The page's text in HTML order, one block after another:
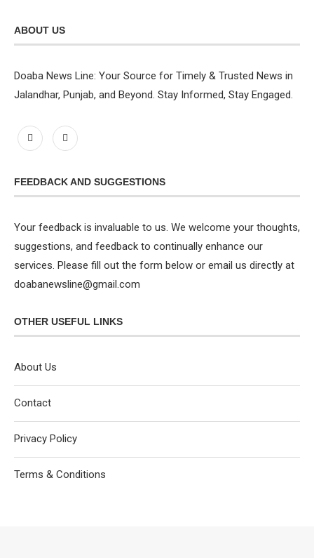
ABOUT US
Doaba News Line: Your Source for Timely & Trusted News in
Jalandhar, Punjab, and Beyond. Stay Informed, Stay Engaged.
FEEDBACK AND SUGGESTIONS
Your feedback is invaluable to us. We welcome your thoughts,
suggestions, and feedback to continually enhance our
services. Please fill out the form below or email us directly at
doabanewsline@gmail.com
OTHER USEFUL LINKS
About Us
Contact
Privacy Policy
Terms & Conditions